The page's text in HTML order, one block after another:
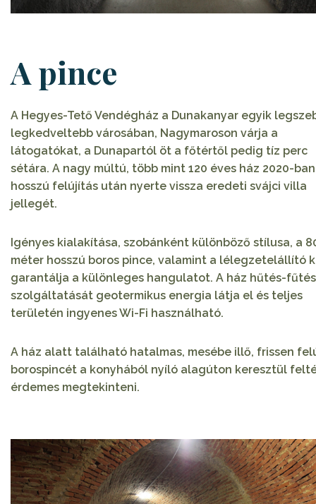
A pince
A Hegyes-Tető Vendégház a Dunakanyar egyik
legkedveltebb városában, Nagymaroson várja a
látogatókat, a Dunapartól öt a főtértől pedig tíz perc
sétára. A nagy múltú, több mint 120 éves ház 2020-ban
hosszú felújítás után nyerte vissza eredeti svájci villa
jellegét.
Igényes kialakítása, szobánként különböző stílusa, a
méter hosszú boros pince, valamint a lélegzetelállító
garantálja a különleges hangulatot. A ház hűtés-fűtés
szolgáltatását geotermikus energia látja el és teljes
területén ingyenes Wi-Fi használható.
A ház alatt található hatalmas, mesébe illő, frissen
borospincét a konyhából nyíló alagúton keresztül
érdemes megtekinteni.